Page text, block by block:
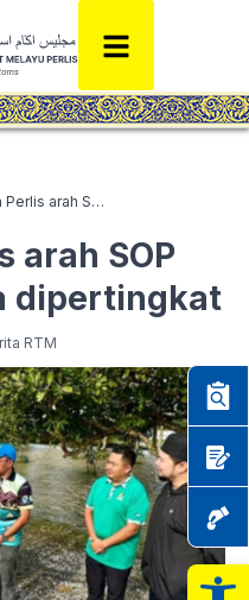
Raja Muda Perlis arah SOP hadapi bencana dipertingkat
arah SOP
dipertingkat
RTM